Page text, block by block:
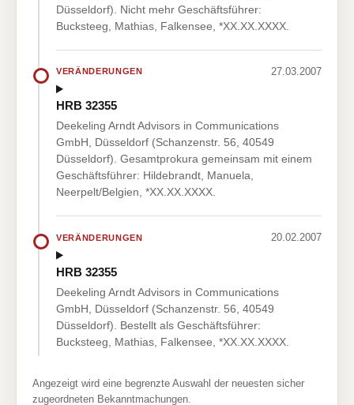
Düsseldorf). Nicht mehr Geschäftsführer:
Bucksteeg, Mathias, Falkensee, *XX.XX.XXXX.
VERÄNDERUNGEN 27.03.2007
HRB 32355
Deekeling Arndt Advisors in Communications
GmbH, Düsseldorf (Schanzenstr. 56, 40549
Düsseldorf). Gesamtprokura gemeinsam mit einem
Geschäftsführer: Hildebrandt, Manuela,
Neerpelt/Belgien, *XX.XX.XXXX.
VERÄNDERUNGEN 20.02.2007
HRB 32355
Deekeling Arndt Advisors in Communications
GmbH, Düsseldorf (Schanzenstr. 56, 40549
Düsseldorf). Bestellt als Geschäftsführer:
Bucksteeg, Mathias, Falkensee, *XX.XX.XXXX.
Angezeigt wird eine begrenzte Auswahl der neuesten sicher
zugeordneten Bekanntmachungen.